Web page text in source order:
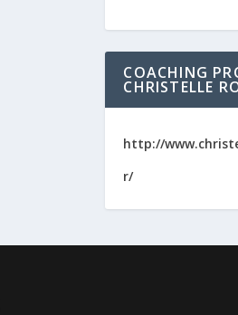
COACHING
CHRISTELLE
http://
r/